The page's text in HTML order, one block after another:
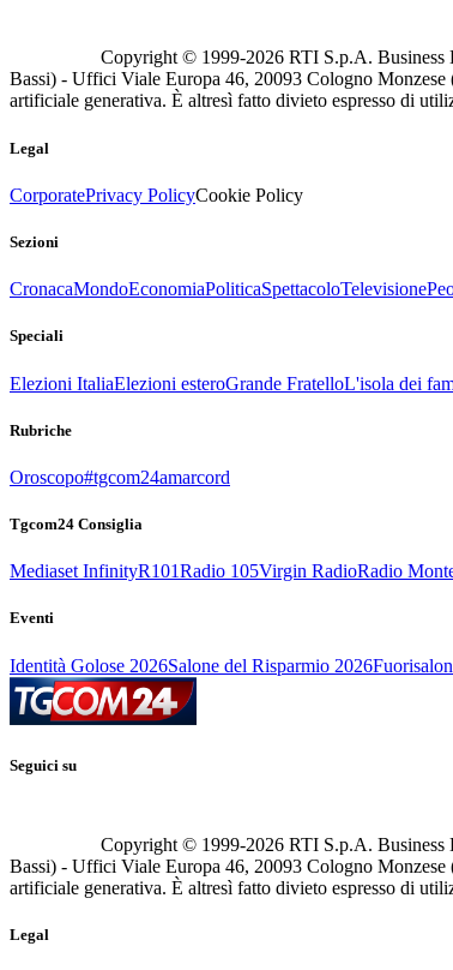
Copyright © 1999-2026 RTI S.p.A. Business
Bassi) - Uffici Viale Europa 46, 20093 Cologno Monzese
artificiale generativa. È altresì fatto divieto espresso di
Legal
CorporatePrivacy PolicyCookie Policy
Sezioni
CronacaMondoEconomiaPoliticaSpettacoloTelevisione
Speciali
Elezioni ItaliaElezioni esteroGrande FratelloL'isola dei
Rubriche
Oroscopo#tgcom24amarcord
Tgcom24 Consiglia
Mediaset InfinityR101Radio 105Virgin RadioRadio
Eventi
Identità Golose 2026Salone del Risparmio 2026
Seguici su
Copyright © 1999-2026 RTI S.p.A. Business
Bassi) - Uffici Viale Europa 46, 20093 Cologno Monzese
artificiale generativa. È altresì fatto divieto espresso di
Legal